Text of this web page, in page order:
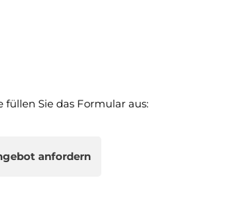
Sie das Formular aus:
anfordern